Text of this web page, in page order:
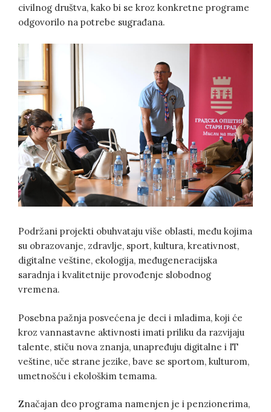
civilnog društva, kako bi se kroz konkretne programe
odgovorilo na potrebe sugrađana.
Podržani projekti obuhvataju više oblasti, među kojima
su obrazovanje, zdravlje, sport, kultura, kreativnost,
digitalne veštine, ekologija, međugeneracijska
saradnja i kvalitetnije provođenje slobodnog
vremena.
Posebna pažnja posvećena je deci i mladima, koji će
kroz vannastavne aktivnosti imati priliku da razvijaju
talente, stiču nova znanja, unapređuju digitalne i IT
veštine, uče strane jezike, bave se sportom, kulturom,
umetnošću i ekološkim temama.
Značajan deo programa namenjen je i penzionerima,